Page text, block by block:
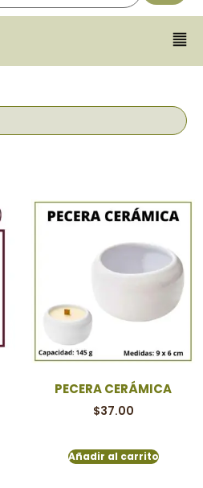
PECERA CERÁMICA
$37.00
Añadir al carrito